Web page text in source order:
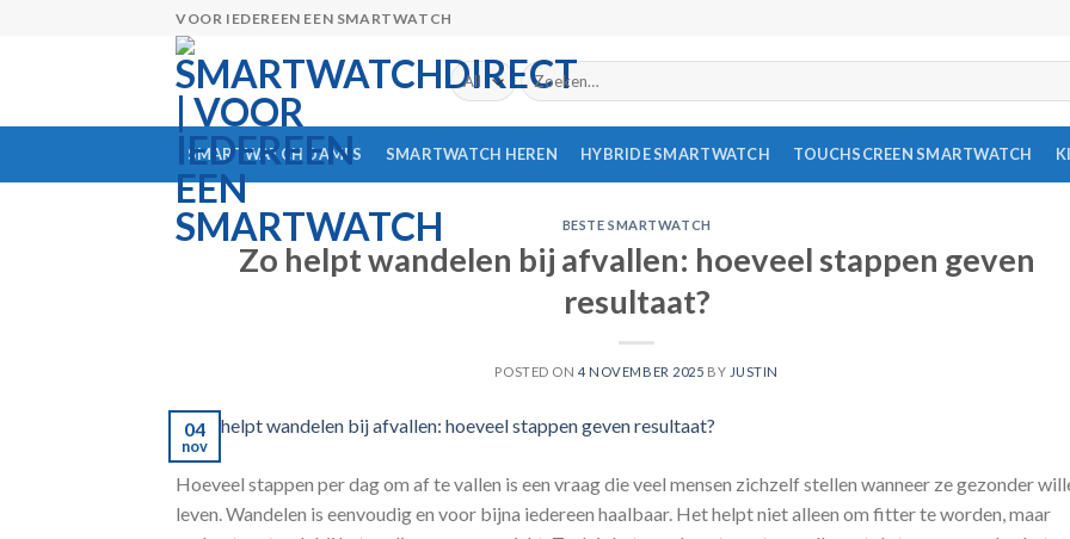
VOOR IEDEREEN EEN SMARTWATCH
Zoeken
naar:
SMARTWATCH DAMES SMARTWATCH HEREN HYBRIDE SMARTWATCH TOUCHSCREEN SMARTWATCH
BESTE SMARTWATCH
Zo helpt wandelen bij afvallen: hoeveel stappen geven
resultaat?
POSTED ON4 NOVEMBER 2025 BY JUSTIN
04
nov
Hoeveel stappen per dag om af te vallen is een vraag die veel mensen zichzelf stellen wanneer ze gezonder
leven. Wandelen is eenvoudig en voor bijna iedereen haalbaar. Het helpt niet alleen om fitter te worden, maar